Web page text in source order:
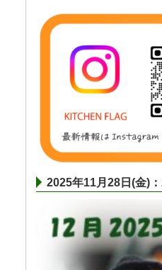
2025年11月28日(金)